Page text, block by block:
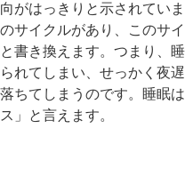
がはっきりと示されていま
サイクルがあり、このサイ
書き換えます。つまり、睡
れてしまい、せっかく夜遅
ちてしまうのです。睡眠は
」と言えます。